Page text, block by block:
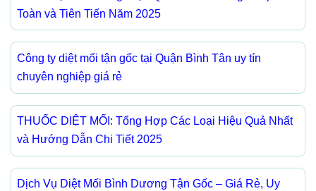
Toàn và Tiên Tiến Năm 2025
Công ty diệt mối tận gốc tại Quận Bình Tân uy tín
chuyên nghiệp giá rẻ
THUỐC DIỆT MỐI: Tổng Hợp Các Loại Hiệu Quả Nhất
và Hướng Dẫn Chi Tiết 2025
Dịch Vụ Diệt Mối Bình Dương Tận Gốc – Giá Rẻ, Uy